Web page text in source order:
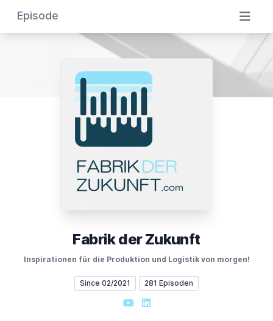
Episode
Fabrik der Zukunft
Inspirationen für die Produktion und Logistik von morgen!
Since 02/2021 281 Episoden
YouTubeLinkedIn